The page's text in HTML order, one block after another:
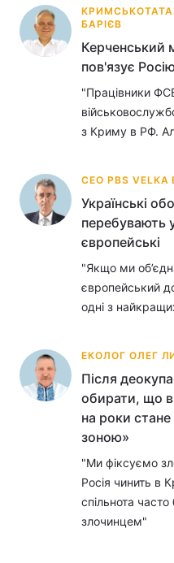
Цікавинки
Екологія
Відео з Youtube
Архів
Тема оформлення
БАРІЄВ
Керченський
пов'язує
"Працівники
з Криму в РФ.
СЕО PBS
Українські
перебувають
європейські
"Якщо ми
європейський
одні з
ЕКОЛОГ ОЛЕГ
Після
обирати, що
на роки
зоною»
"Ми фіксуємо
Росія чинить в
спільнота
злочинцем"